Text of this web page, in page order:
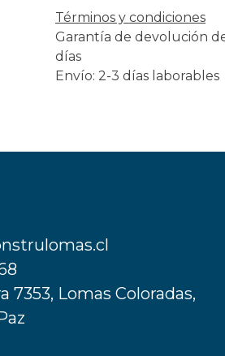
Términos y condiciones
Garantía de devolución
días
Envío: 2-3 días laborables
7353, Lomas Coloradas,